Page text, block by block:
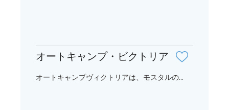
オートキャンプ・ビクトリア
オートキャンプヴィクトリアは、モスタルの...